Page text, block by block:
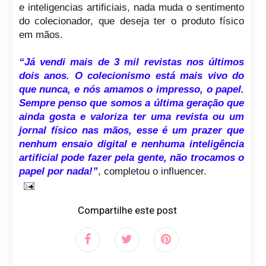
e inteligencias artificiais, nada muda o sentimento
do colecionador, que deseja ter o produto físico
em mãos.
“Já vendi mais de 3 mil revistas nos últimos
dois anos. O colecionismo está mais vivo do
que nunca, e nós amamos o impresso, o papel.
Sempre penso que somos a última geração que
ainda gosta e valoriza ter uma revista ou um
jornal físico nas mãos, esse é um prazer que
nenhum ensaio digital e nenhuma inteligência
artificial pode fazer pela gente, não trocamos o
papel por nada!”, completou o influencer.
Compartilhe este post